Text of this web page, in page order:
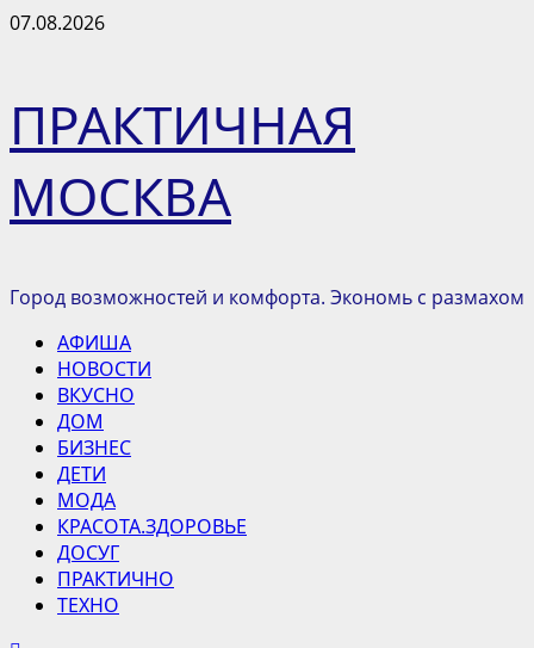
Перейти
07.08.2026
ПРАКТИЧНАЯ
МОСКВА
Город возможностей и комфорта. Экономь с размахом
Основное
меню
АФИША
НОВОСТИ
ВКУСНО
ДОМ
БИЗНЕС
ДЕТИ
МОДА
КРАСОТА.ЗДОРОВЬЕ
ДОСУГ
ПРАКТИЧНО
ТЕХНО